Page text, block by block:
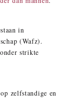
in
(Wafz).
strikte
zelfstandige en